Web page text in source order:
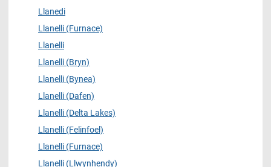
Llanedi
Llanelli (Furnace)
Llanelli
Llanelli (Bryn)
Llanelli (Bynea)
Llanelli (Dafen)
Llanelli (Delta Lakes)
Llanelli (Felinfoel)
Llanelli (Furnace)
Llanelli (Llwynhendy)